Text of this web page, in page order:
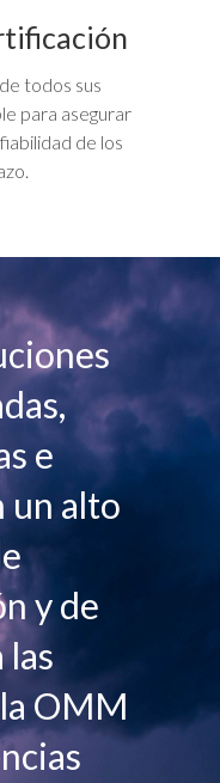
todos sus
para asegurar
de los
e
un alto
y de
las
OMM